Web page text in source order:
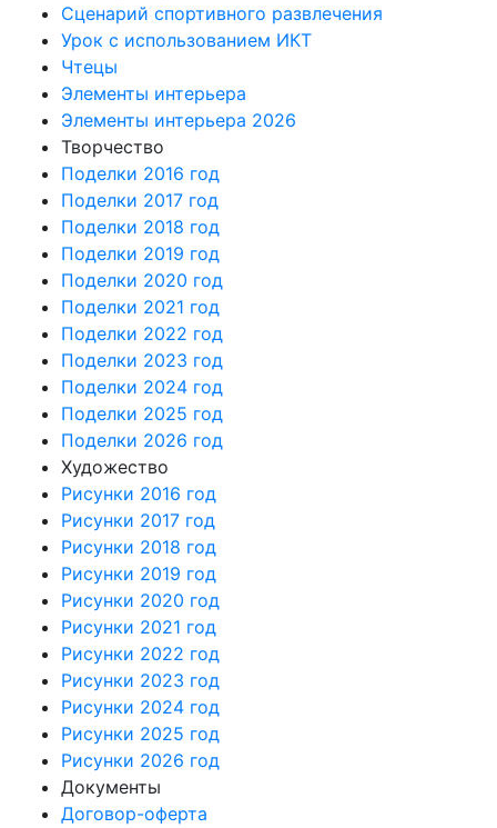
Сценарий спортивного развлечения
Урок с использованием ИКТ
Чтецы
Элементы интерьера
Элементы интерьера 2026
Творчество
Поделки 2016 год
Поделки 2017 год
Поделки 2018 год
Поделки 2019 год
Поделки 2020 год
Поделки 2021 год
Поделки 2022 год
Поделки 2023 год
Поделки 2024 год
Поделки 2025 год
Поделки 2026 год
Художество
Рисунки 2016 год
Рисунки 2017 год
Рисунки 2018 год
Рисунки 2019 год
Рисунки 2020 год
Рисунки 2021 год
Рисунки 2022 год
Рисунки 2023 год
Рисунки 2024 год
Рисунки 2025 год
Рисунки 2026 год
Документы
Договор-оферта